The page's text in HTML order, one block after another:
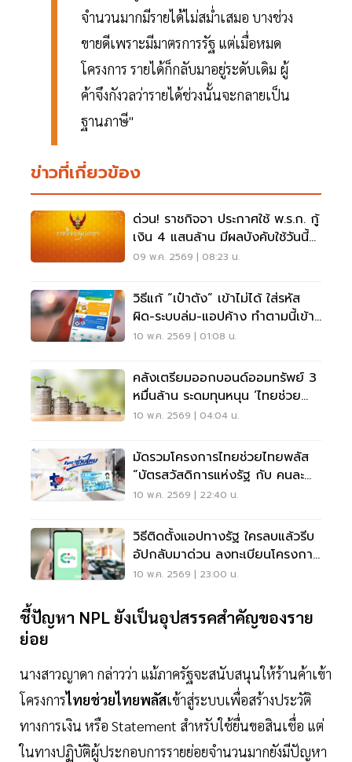
จำนวนมากมีรายได้ไม่สม่ำเสมอ บางช่วง
ขายดีเพราะมีมาตรการรัฐ แต่เมื่อหมด
โครงการ รายได้ก็กลับมาอยู่ระดับเดิม ผู้
ค้าจึงกังวลว่ารายได้ช่วงนั้นจะกลายเป็น
ฐานภาษี"
ข่าวที่เกี่ยวข้อง
ด่วน! ราชกิจจา ประกาศใช้ พ.ร.ก. กู้
เงิน 4 แสนล้าน มีผลบังคับใช้วันนี้
รับมือวิกฤตพลังงาน
09 พ.ค. 2569 | 08:23 น.
วิธีแก้ “เป๋าตัง” เข้าไม่ได้ ใส่รหัส
ผิด-ระบบล่ม-แอปค้าง ทำตามนี้เข้า
ได้แน่นอน
10 พ.ค. 2569 | 01:08 น.
คลังเตรียมออกบอนด์ออมทรัพย์ 3
หมื่นล้าน ระดมทุนหนุน ‘ไทยช่วย
ไทยพลัส’
10 พ.ค. 2569 | 04:04 น.
มัดรวมโครงการไทยช่วยไทยพลัส
“บัตรสวัสดิการแห่งรัฐ กับ คนละ
ครึ่งพลัส” รอประกาศผลลงทะเบียน
10 พ.ค. 2569 | 22:40 น.
วิธีติดตั้งแอปทางรัฐ ใครลบแล้วรีบ
อัปกลับมาด่วน ลงทะเบียนโครงการ
ไทยช่วยไทยพลัส
10 พ.ค. 2569 | 23:00 น.
ชี้ปัญหา NPL ยังเป็นอุปสรรคสำคัญของราย
ย่อย
นางสาวญาดา กล่าวว่า แม้ภาครัฐจะสนับสนุนให้ร้านค้าเข้า
โครงการไทยช่วยไทยพลัสเข้าสู่ระบบเพื่อสร้างประวัติ
ทางการเงิน หรือ Statement สำหรับใช้ยื่นขอสินเชื่อ แต่
ในทางปฏิบัติผู้ประกอบการรายย่อยจำนวนมากยังมีปัญหา